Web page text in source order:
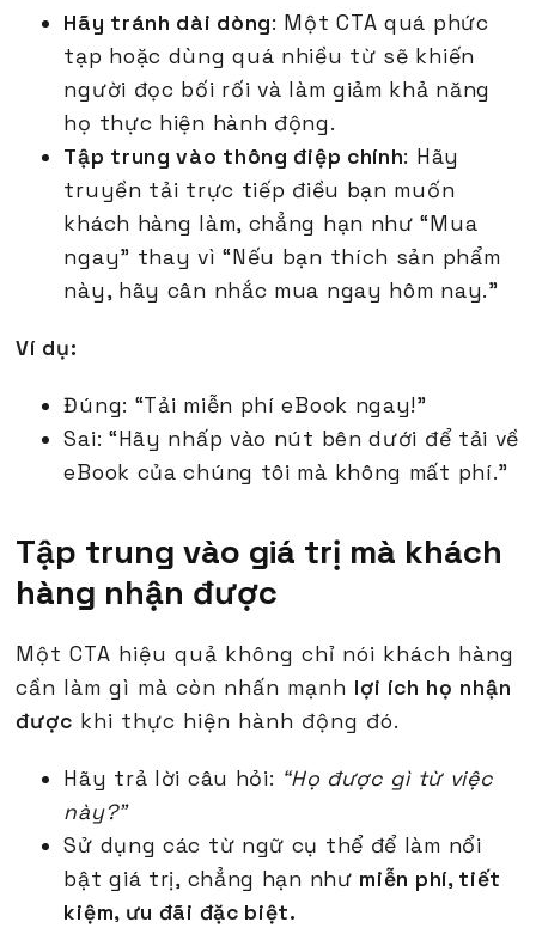
Hãy tránh dài dòng: Một CTA quá phức
tạp hoặc dùng quá nhiều từ sẽ khiến
người đọc bối rối và làm giảm khả năng
họ thực hiện hành động.
Tập trung vào thông điệp chính: Hãy
truyền tải trực tiếp điều bạn muốn
khách hàng làm, chẳng hạn như “Mua
ngay” thay vì “Nếu bạn thích sản phẩm
này, hãy cân nhắc mua ngay hôm nay.”
Ví dụ:
Đúng: “Tải miễn phí eBook ngay!”
Sai: “Hãy nhấp vào nút bên dưới để tải về
eBook của chúng tôi mà không mất phí.”
Tập trung vào giá trị mà khách
hàng nhận được
Một CTA hiệu quả không chỉ nói khách hàng
cần làm gì mà còn nhấn mạnh lợi ích họ nhận
được khi thực hiện hành động đó.
Hãy trả lời câu hỏi: “Họ được gì từ việc
này?”
Sử dụng các từ ngữ cụ thể để làm nổi
bật giá trị, chẳng hạn như miễn phí, tiết
kiệm, ưu đãi đặc biệt.